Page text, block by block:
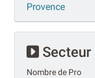
Provence
Nombre de Pro